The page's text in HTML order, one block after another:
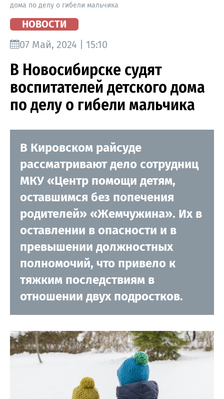
дома по делу о гибели мальчика
НОВОСТИ
07 Май, 2024 | 15:10
В Новосибирске судят
воспитателей детского дома
по делу о гибели мальчика
В Кировском райсуде
рассматривают дело сотрудниц
МКУ «Центр помощи детям,
оставшимся без попечения
родителей» «Жемчужина». Их в
оставлении в опасности и в
превышении должностных
полномочий, что привело к
тяжким последствиям в
отношении двух подростков.